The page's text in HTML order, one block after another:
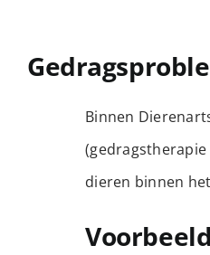
Binnen
dieren binnen